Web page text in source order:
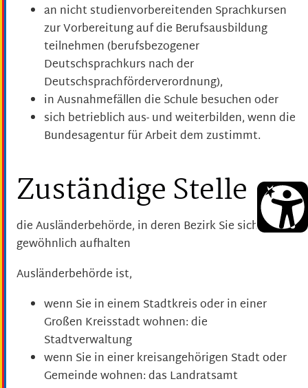
an nicht studienvorbereitenden Sprachkursen
zur Vorbereitung auf die Berufsausbildung
teilnehmen (berufsbezogener
Deutschsprachkurs nach der
Deutschsprachförderverordnung),
in Ausnahmefällen die Schule besuchen oder
sich betrieblich aus- und weiterbilden, wenn die
Bundesagentur für Arbeit dem zustimmt.
Zuständige Stelle
die Ausländerbehörde, in deren Bezirk Sie sich
gewöhnlich aufhalten
Ausländerbehörde ist,
wenn Sie in einem Stadtkreis oder in einer
Großen Kreisstadt wohnen: die
Stadtverwaltung
wenn Sie in einer kreisangehörigen Stadt oder
Gemeinde wohnen: das Landratsamt